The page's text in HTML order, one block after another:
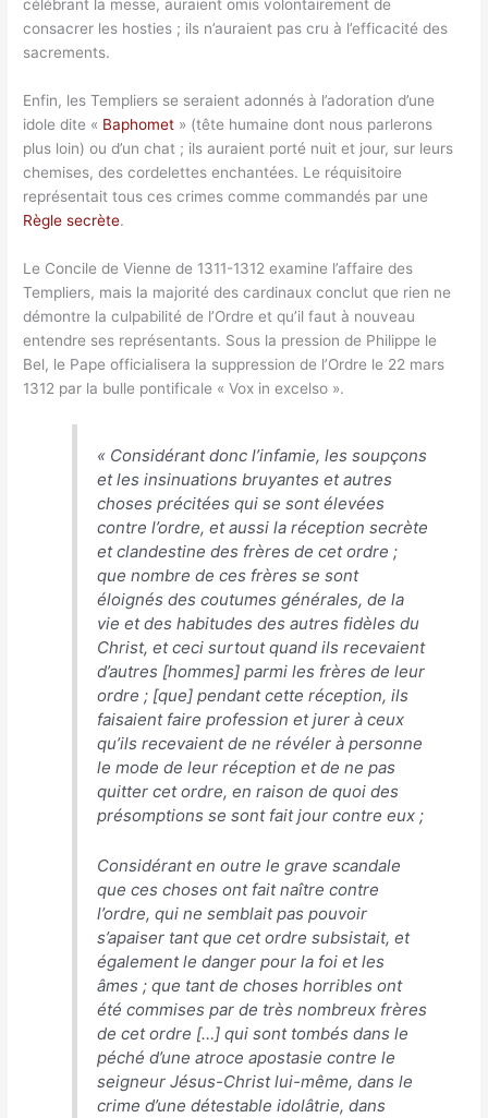
célébrant la messe, auraient omis volontairement de
consacrer les hosties ; ils n’auraient pas cru à l’efficacité des
sacrements.
Enfin, les Templiers se seraient adonnés à l’adoration d’une
idole dite « Baphomet » (tête humaine dont nous parlerons
plus loin) ou d’un chat ; ils auraient porté nuit et jour, sur leurs
chemises, des cordelettes enchantées. Le réquisitoire
représentait tous ces crimes comme commandés par une
Règle secrète.
Le Concile de Vienne de 1311-1312 examine l’affaire des
Templiers, mais la majorité des cardinaux conclut que rien ne
démontre la culpabilité de l’Ordre et qu’il faut à nouveau
entendre ses représentants. Sous la pression de Philippe le
Bel, le Pape officialisera la suppression de l’Ordre le 22 mars
1312 par la bulle pontificale « Vox in excelso ».
« Considérant donc l’infamie, les soupçons
et les insinuations bruyantes et autres
choses précitées qui se sont élevées
contre l’ordre, et aussi la réception secrète
et clandestine des frères de cet ordre ;
que nombre de ces frères se sont
éloignés des coutumes générales, de la
vie et des habitudes des autres fidèles du
Christ, et ceci surtout quand ils recevaient
d’autres [hommes] parmi les frères de leur
ordre ; [que] pendant cette réception, ils
faisaient faire profession et jurer à ceux
qu’ils recevaient de ne révéler à personne
le mode de leur réception et de ne pas
quitter cet ordre, en raison de quoi des
présomptions se sont fait jour contre eux ;
Considérant en outre le grave scandale
que ces choses ont fait naître contre
l’ordre, qui ne semblait pas pouvoir
s’apaiser tant que cet ordre subsistait, et
également le danger pour la foi et les
âmes ; que tant de choses horribles ont
été commises par de très nombreux frères
de cet ordre […] qui sont tombés dans le
péché d’une atroce apostasie contre le
seigneur Jésus-Christ lui-même, dans le
crime d’une détestable idolâtrie, dans